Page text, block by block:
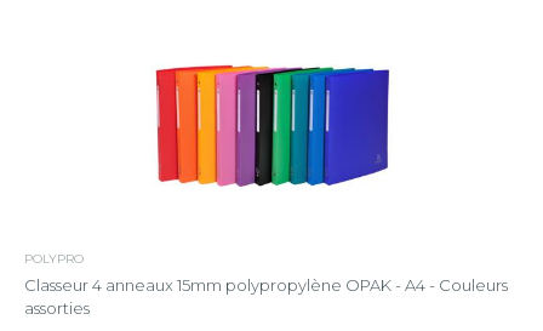
POLYPRO
Classeur 4 anneaux 15mm polypropylène OPAK - A4 - Couleurs
assorties